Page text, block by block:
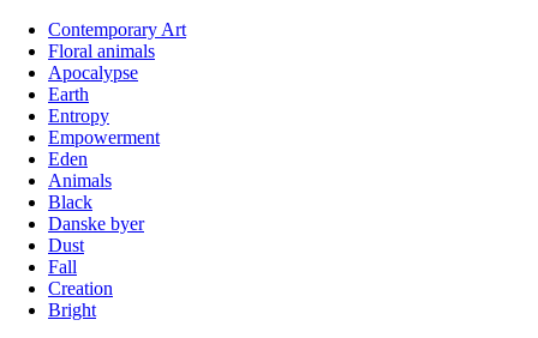
Contemporary Art
Floral animals
Apocalypse
Earth
Entropy
Empowerment
Eden
Animals
Black
Danske byer
Dust
Fall
Creation
Bright